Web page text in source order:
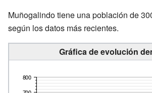
Muñogalindo tiene una población de
según los datos más recientes.
Gráfica de evolución